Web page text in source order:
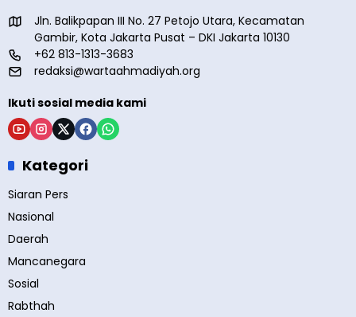
Jln. Balikpapan III No. 27 Petojo Utara, Kecamatan
Gambir, Kota Jakarta Pusat – DKI Jakarta 10130
+62 813-1313-3683
redaksi@wartaahmadiyah.org
Ikuti sosial media kami
Kategori
Siaran Pers
Nasional
Daerah
Mancanegara
Sosial
Rabthah